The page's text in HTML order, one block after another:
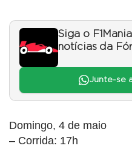
Siga o
notícias da
Junte-se
Domingo, 4 de maio
– Corrida: 17h